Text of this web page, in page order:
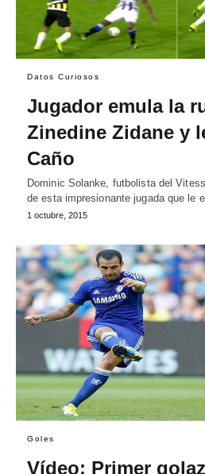
Datos Curiosos
Jugador emula la
Zinedine Zidane y
Caño
Dominic Solanke, futbolista del
de esta impresionante jugada que le
1 octubre, 2015
Goles
Vídeo: Primer